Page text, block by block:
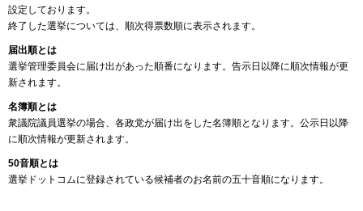
設定しております。
終了した選挙については、順次得票数順に表示されます。
届出順とは
選挙管理委員会に届け出があった順番になります。告示日以降に順次情報が更
新されます。
名簿順とは
衆議院議員選挙の場合、各政党が届け出をした名簿順となります。公示日以降
に順次情報が更新されます。
50音順とは
選挙ドットコムに登録されている候補者のお名前の五十音順になります。